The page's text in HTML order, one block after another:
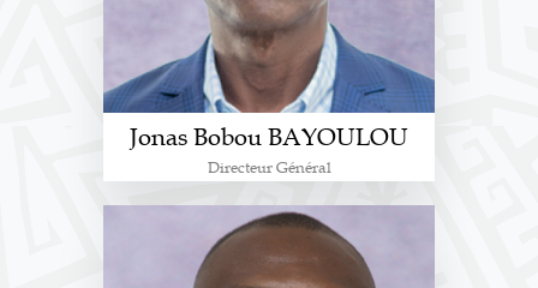
Jonas Bobou BAYOULOU
Directeur Général